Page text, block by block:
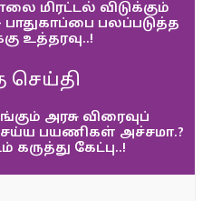
மிரட்டல் விடுக்கும்
பாதுகாப்பை பலப்படுத்த
உத்தரவு..!
செய்தி
அரசு விரைவுப்
பயணிகள் அச்சமா.?
கேட்பு..!